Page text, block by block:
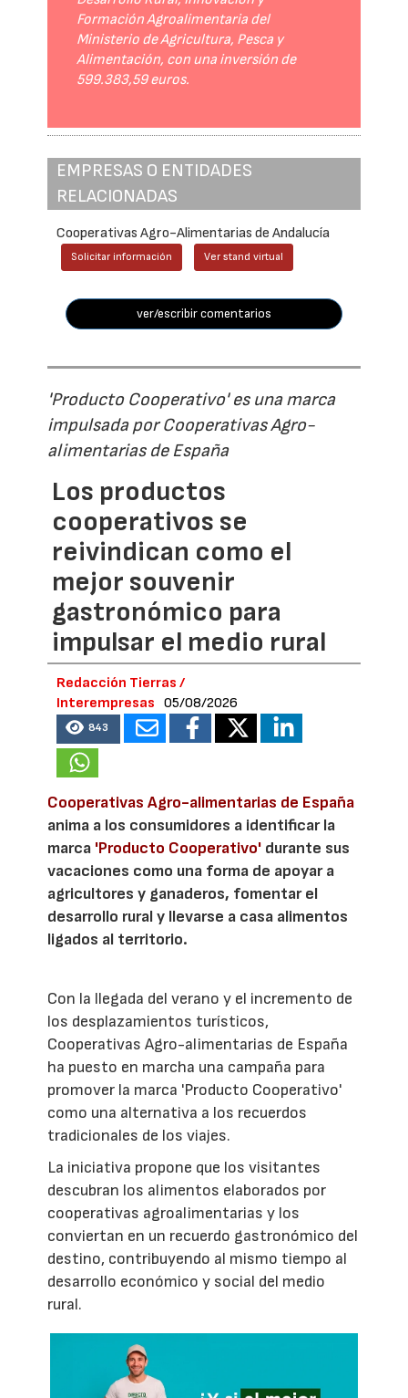
Formación Agroalimentaria del
Ministerio de Agricultura, Pesca y
Alimentación, con una inversión de
599.383,59 euros.
EMPRESAS O ENTIDADES
RELACIONADAS
Cooperativas Agro-Alimentarias de Andalucía
Solicitar información Ver stand virtual
ver/escribir comentarios
'Producto Cooperativo' es una marca
impulsada por Cooperativas Agro-
alimentarias de España
Los productos
cooperativos se
reivindican como el
mejor souvenir
gastronómico para
impulsar el medio rural
Redacción Tierras /
Interempresas
05/08/2026
843
Cooperativas Agro-alimentarias de España
anima a los consumidores a identificar la
marca 'Producto Cooperativo' durante sus
vacaciones como una forma de apoyar a
agricultores y ganaderos, fomentar el
desarrollo rural y llevarse a casa alimentos
ligados al territorio.
Con la llegada del verano y el incremento de
los desplazamientos turísticos,
Cooperativas Agro-alimentarias de España
ha puesto en marcha una campaña para
promover la marca 'Producto Cooperativo'
como una alternativa a los recuerdos
tradicionales de los viajes.
La iniciativa propone que los visitantes
descubran los alimentos elaborados por
cooperativas agroalimentarias y los
conviertan en un recuerdo gastronómico del
destino, contribuyendo al mismo tiempo al
desarrollo económico y social del medio
rural.